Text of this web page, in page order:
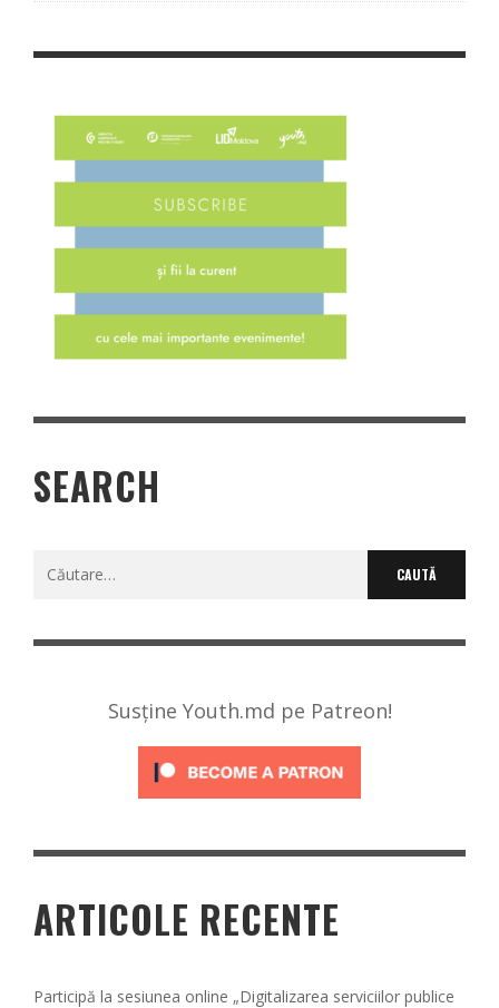
SEARCH
Caută
Susține Youth.md pe Patreon!
ARTICOLE RECENTE
Participă la sesiunea online „Digitalizarea serviciilor publice